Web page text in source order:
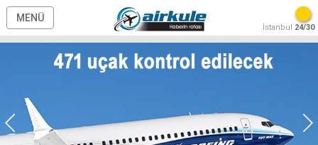
MENÜ
İstanbul 24/30